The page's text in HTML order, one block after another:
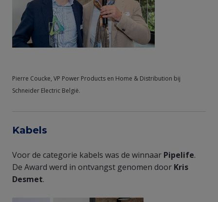
Pierre Coucke, VP Power Products en Home & Distribution bij
Schneider Electric België.
Kabels
Voor de categorie kabels was de winnaar Pipelife.
De Award werd in ontvangst genomen door Kris
Desmet.